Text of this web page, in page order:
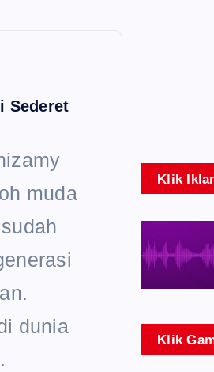
Sederet
muda
dunia
Klik
Klik